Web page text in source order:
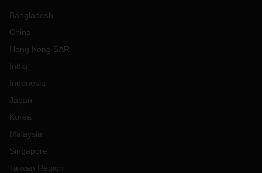
Bangladesh
China
Hong Kong SAR
India
Indonesia
Japan
Korea
Malaysia
Singapore
Taiwan Region